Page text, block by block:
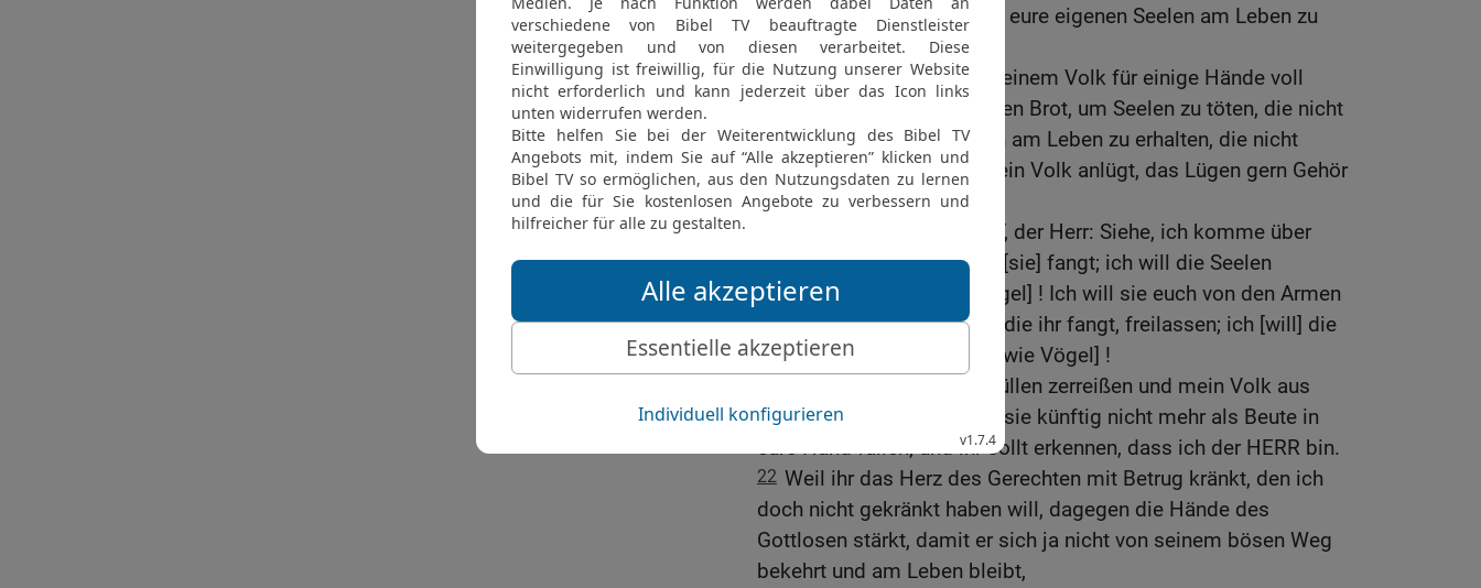
meines Volkes fangen, um eure eigenen Seelen am Leben zu
erhalten?
19 Ihr entweiht mich bei meinem Volk für einige Hände voll
Gerste und für etliche Bissen Brot, um Seelen zu töten, die nicht
sterben sollten, und Seelen am Leben zu erhalten, die nicht
leben sollten, indem ihr mein Volk anlügt, das Lügen gern Gehör
schenkt!
Darum, so spricht GOTT, der Herr: Siehe, ich komme über
eure Binden, mit denen ihr [sie] fangt; ich will die Seelen
wegfliegen lassen [wie Vögel] ! Ich will sie euch von den Armen
wegreißen und die Seelen, die ihr fangt, freilassen; ich [will] die
Seelen wegfliegen lassen [wie Vögel] !
Und ich will eure Kopfhüllen zerreißen und mein Volk aus
eurer Hand erretten, damit sie künftig nicht mehr als Beute in
eure Hand fallen; und ihr sollt erkennen, dass ich der HERR bin.
22 Weil ihr das Herz des Gerechten mit Betrug kränkt, den ich
doch nicht gekränkt haben will, dagegen die Hände des
Gottlosen stärkt, damit er sich ja nicht von seinem bösen Weg
bekehrt und am Leben bleibt,